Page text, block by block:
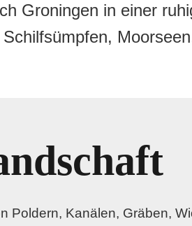
Groningen in einer
Poldern, Kanälen, Gräben,